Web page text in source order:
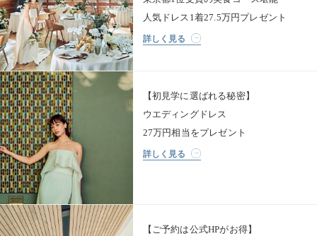
人気ドレス1着27.5万円プレゼント
詳しく見る
【初見学に選ばれる秘密】
ウエディングドレス
27万円相当をプレゼント
詳しく見る
【ご予約は公式HPがお得】